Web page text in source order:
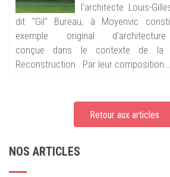
l'architecte Louis-
dit "Gil" Bureau, à Moyenvic
exemple original
conçue dans le contexte de la
Reconstruction . Par leur composition...
Retour aux articles
NOS ARTICLES